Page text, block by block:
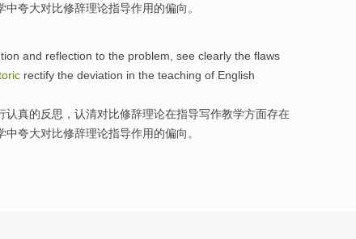
中夸大对比修辞理论指导作用的偏向 。
and reflection to the problem , see clearly the flaws
rectify the deviation in the teaching of English
认真的反思 ，认清对比修辞理论在指导写作教学方面存在
中夸大对比修辞理论指导作用的偏向 。